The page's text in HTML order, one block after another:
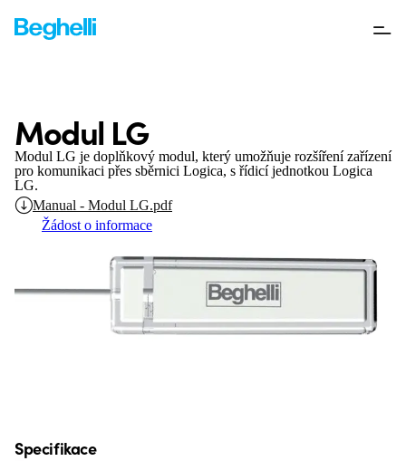
Modul LG
Modul LG je doplňkový modul, který umožňuje rozšíření zařízení
pro komunikaci přes sběrnici Logica, s řídicí jednotkou Logica
LG.
Manual - Modul LG.pdf
Žádost o informace
Specifikace